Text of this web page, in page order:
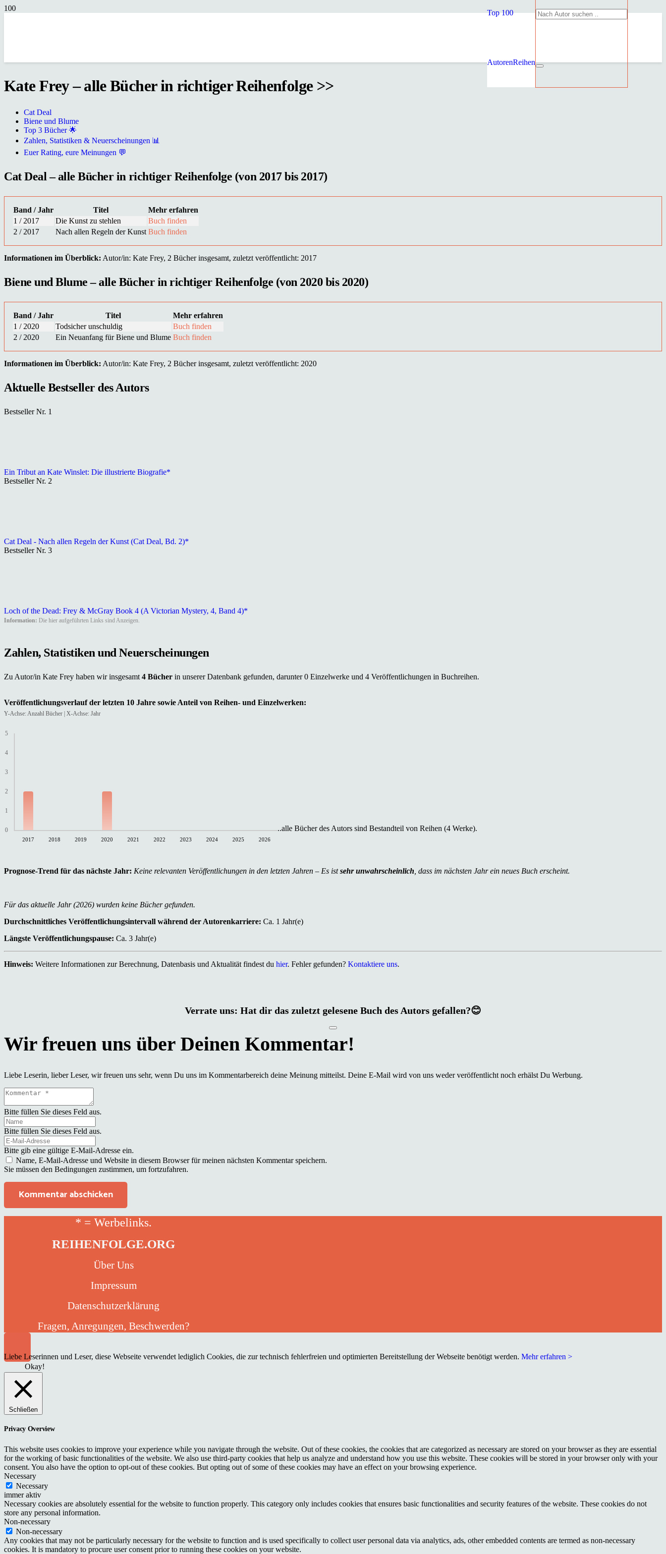
Top 100
AutorenReihen
Kate Frey – alle Bücher in richtiger Reihenfolge >>
Cat Deal
Biene und Blume
Top 3 Bücher 🌟
Zahlen, Statistiken & Neuerscheinungen 📊
Euer Rating, eure Meinungen 💬
Cat Deal – alle Bücher in richtiger Reihenfolge (von 2017 bis 2017)
Band / Jahr Titel
Mehr erfahren
1 / 2017
Die Kunst zu stehlen
Buch finden
2 / 2017
Nach allen Regeln der Kunst Buch finden
Informationen im Überblick: Autor/in: Kate Frey, 2 Bücher insgesamt, zuletzt veröffentlicht: 2017
Biene und Blume – alle Bücher in richtiger Reihenfolge (von 2020 bis 2020)
Band / Jahr Titel
Mehr erfahren
1 / 2020
Todsicher unschuldig
Buch finden
2 / 2020
Ein Neuanfang für Biene und Blume Buch finden
Informationen im Überblick: Autor/in: Kate Frey, 2 Bücher insgesamt, zuletzt veröffentlicht: 2020
Aktuelle Bestseller des Autors
Bestseller Nr. 1
Ein Tribut an Kate Winslet: Die illustrierte Biografie*
Bestseller Nr. 2
Cat Deal - Nach allen Regeln der Kunst (Cat Deal, Bd. 2)*
Bestseller Nr. 3
Loch of the Dead: Frey & McGray Book 4 (A Victorian Mystery, 4, Band 4)*
Information: Die hier aufgeführten Links sind Anzeigen.
Zahlen, Statistiken und Neuerscheinungen
Zu Autor/in Kate Frey haben wir insgesamt 4 Bücher in unserer Datenbank gefunden, darunter 0 Einzelwerke und 4 Veröffentlichungen in Buchreihen.
Veröffentlichungsverlauf der letzten 10 Jahre sowie Anteil von Reihen- und Einzelwerken:
Y-Achse: Anzahl Bücher | X-Achse: Jahr
0
1
2
3
4
5
2017 2018 2019 2020 2021 2022 2023 2024 2025 2026
..alle Bücher des Autors sind Bestandteil von Reihen (4 Werke).
Prognose-Trend für das nächste Jahr: Keine relevanten Veröffentlichungen in den letzten Jahren – Es istsehr unwahrscheinlich , dass im nächsten Jahr ein neues Buch erscheint.
Für das aktuelle Jahr (2026) wurden keine Bücher gefunden.
Durchschnittliches Veröffentlichungsintervall während der Autorenkarriere: Ca. 1 Jahr(e)
Längste Veröffentlichungspause: Ca. 3 Jahr(e)
Hinweis: Weitere Informationen zur Berechnung, Datenbasis und Aktualität findest du hier. Fehler gefunden? Kontaktiere uns.
Verrate uns: Hat dir das zuletzt gelesene Buch des Autors gefallen?😊
Liebe Leserin, lieber Leser, wir freuen uns sehr, wenn Du uns im Kommentarbereich deine Meinung mitteilst. Deine E-Mail wird von uns weder veröffentlicht noch erhälst Du Werbung.
Bitte füllen Sie dieses Feld aus.
Bitte füllen Sie dieses Feld aus.
Bitte gib eine gültige E-Mail-Adresse ein.
Name, E-Mail-Adresse und Website in diesem Browser für meinen nächsten Kommentar speichern.
Sie müssen den Bedingungen zustimmen, um fortzufahren.
Kommentar abschicken
* = Werbelinks.
REIHENFOLGE.ORG
Über Uns
Impressum
Datenschutzerklärung
Fragen, Anregungen, Beschwerden?
Liebe Leserinnen und Leser, diese Webseite verwendet lediglich Cookies, die zur technisch fehlerfreien und optimierten Bereitstellung der Webseite benötigt werden. Mehr erfahren >
Okay!
Schließen
Privacy Overview
This website uses cookies to improve your experience while you navigate through the website. Out of these cookies, the cookies that are categorized as necessary are stored on your browser as they are essential
for the working of basic functionalities of the website. We also use third-party cookies that help us analyze and understand how you use this website. These cookies will be stored in your browser only with your
consent. You also have the option to opt-out of these cookies. But opting out of some of these cookies may have an effect on your browsing experience.
Necessary
Necessary
immer aktiv
Necessary cookies are absolutely essential for the website to function properly. This category only includes cookies that ensures basic functionalities and security features of the website. These cookies do not
store any personal information.
Non-necessary
Non-necessary
Any cookies that may not be particularly necessary for the website to function and is used specifically to collect user personal data via analytics, ads, other embedded contents are termed as non-necessary
cookies. It is mandatory to procure user consent prior to running these cookies on your website.